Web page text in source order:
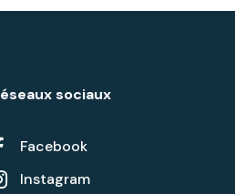
sociaux
Facebook
Instagram